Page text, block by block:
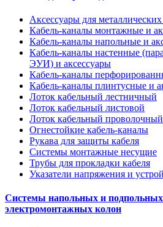
Аксессуары для
Кабель-каналы монтажные и
Кабель-каналы напольные и
Кабель-каналы настенные
ЭУИ) и аксессуары
Кабель-каналы
Кабель-каналы плинтусные и
Лоток кабельный лестничный
Лоток кабельный листовой
Лоток кабельный проволочный
Огнестойкие кабель-каналы
Рукава для защиты кабеля
Системы монтажные несущие
Трубы для прокладки кабеля
Указатели напряжения и
Системы напольных и
электромонтажных колон